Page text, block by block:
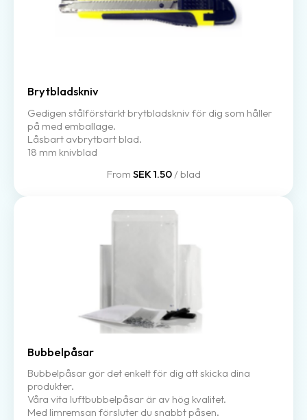
Brytbladskniv
Gedigen stålförstärkt brytbladskniv för dig som håller
på med emballage.
Låsbart avbrytbart blad.
18 mm knivblad
From SEK 1.50/ blad
Bubbelpåsar
Bubbelpåsar gör det enkelt för dig att skicka dina
produkter.
Våra vita luftbubbelpåsar är av hög kvalitet.
Med limremsan försluter du snabbt påsen.